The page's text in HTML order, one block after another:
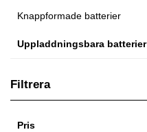
Knappformade batterier
Uppladdningsbara batterier
Filtrera
Pris